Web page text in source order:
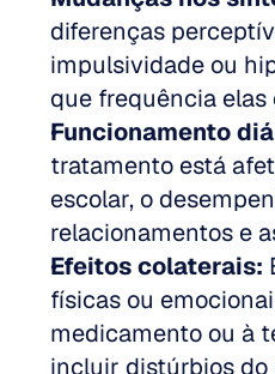
diferenças
impulsividade ou
que frequência elas
Funcionamento
tratamento está
escolar, o
relacionamentos e
Efeitos colaterais:
físicas ou
medicamento ou à
incluir distúrbios do